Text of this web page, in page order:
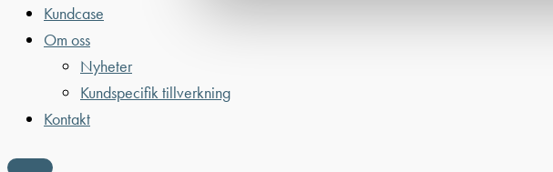
Kundcase
Om oss
Nyheter
Kundspecifik tillverkning
Kontakt